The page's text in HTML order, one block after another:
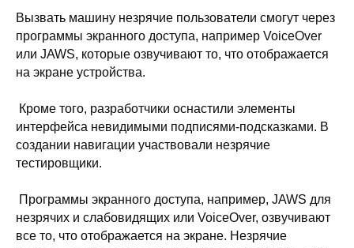
Вызвать машину незрячие пользователи смогут через
программы экранного доступа, например VoiceOver
или JAWS, которые озвучивают то, что отображается
на экране устройства.
Кроме того, разработчики оснастили элементы
интерфейса невидимыми подписями-подсказками. В
создании навигации участвовали незрячие
тестировщики.
Программы экранного доступа, например, JAWS для
незрячих и слабовидящих или VoiceOver, озвучивают
все то, что отображается на экране. Незрячие